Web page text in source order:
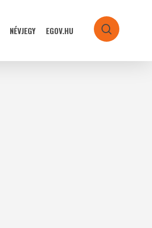
NÉVJEGY EGOV.HU search